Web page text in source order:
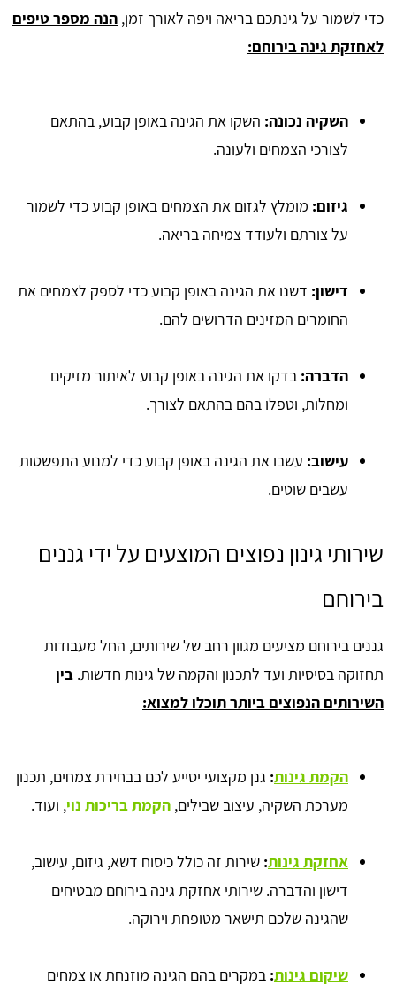
כדי לשמור על גינתכם בריאה ויפה לאורך זמן, הנה מספר טיפים
לאחזקת גינה בירוחם:
השקיה נכונה: השקו את הגינה באופן קבוע, בהתאם
לצורכי הצמחים ולעונה.
גיזום: מומלץ לגזום את הצמחים באופן קבוע כדי לשמור
על צורתם ולעודד צמיחה בריאה.
דישון: דשנו את הגינה באופן קבוע כדי לספק לצמחים את
החומרים המזינים הדרושים להם.
הדברה: בדקו את הגינה באופן קבוע לאיתור מזיקים
ומחלות, וטפלו בהם בהתאם לצורך.
עישוב: עשבו את הגינה באופן קבוע כדי למנוע התפשטות
עשבים שוטים.
שירותי גינון נפוצים המוצעים על ידי גננים
בירוחם
גננים בירוחם מציעים מגוון רחב של שירותים, החל מעבודות
תחזוקה בסיסיות ועד לתכנון והקמה של גינות חדשות. בין
השירותים הנפוצים ביותר תוכלו למצוא:
הקמת גינות: גנן מקצועי יסייע לכם בבחירת צמחים, תכנון
מערכת השקיה, עיצוב שבילים, הקמת בריכות נוי, ועוד.
אחזקת גינות: שירות זה כולל כיסוח דשא, גיזום, עישוב,
דישון והדברה. שירותי אחזקת גינה בירוחם מבטיחים
שהגינה שלכם תישאר מטופחת וירוקה.
שיקום גינות: במקרים בהם הגינה מוזנחת או צמחים